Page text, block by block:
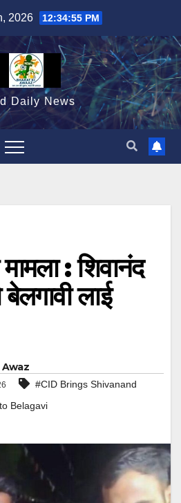
2026 12:34:56 PM
Daily News
: शिवानंद
लाई
Awaz
#CID Brings Shivanand
Belagavi